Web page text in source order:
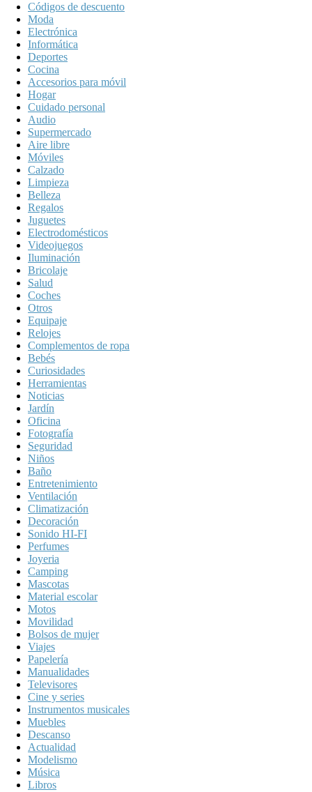
Códigos de descuento
Moda
Electrónica
Informática
Deportes
Cocina
Accesorios para móvil
Hogar
Cuidado personal
Audio
Supermercado
Aire libre
Móviles
Calzado
Limpieza
Belleza
Regalos
Juguetes
Electrodomésticos
Videojuegos
Iluminación
Bricolaje
Salud
Coches
Otros
Equipaje
Relojes
Complementos de ropa
Bebés
Curiosidades
Herramientas
Noticias
Jardín
Oficina
Fotografía
Seguridad
Niños
Baño
Entretenimiento
Ventilación
Climatización
Decoración
Sonido HI-FI
Perfumes
Joyeria
Camping
Mascotas
Material escolar
Motos
Movilidad
Bolsos de mujer
Viajes
Papelería
Manualidades
Televisores
Cine y series
Instrumentos musicales
Muebles
Descanso
Actualidad
Modelismo
Música
Libros